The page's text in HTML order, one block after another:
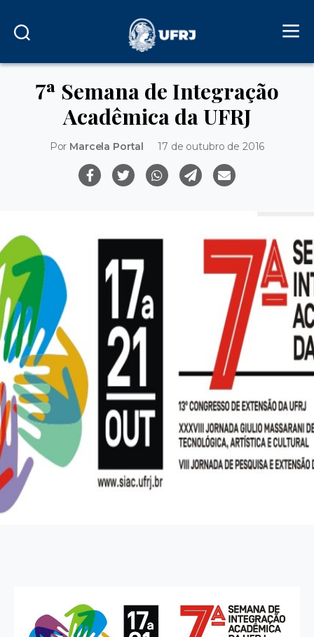
7ª Semana de Integração
Acadêmica da UFRJ
Por Marcela Portal 17 de outubro de 2016